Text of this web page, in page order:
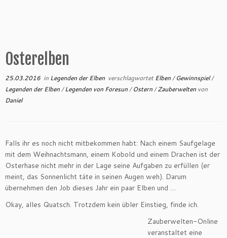
Osterelben
25.03.2016 in Legenden der Elben verschlagwortetElben/Gewinnspiel/
Legenden der Elben/Legenden von Foresun/Ostern/Zauberwelten von
Daniel
Falls ihr es noch nicht mitbekommen habt: Nach einem Saufgelage
mit dem Weihnachtsmann, einem Kobold und einem Drachen ist der
Osterhase nicht mehr in der Lage seine Aufgaben zu erfüllen (er
meint, das Sonnenlicht täte in seinen Augen weh). Darum
übernehmen den Job dieses Jahr ein paar Elben und …
Okay, alles Quatsch. Trotzdem kein übler Einstieg, finde ich.
Zauberwelten-Online
veranstaltet eine